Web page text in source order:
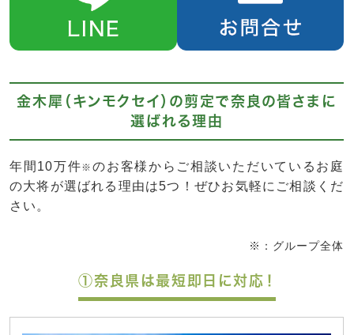
金木犀（キンモクセイ）の剪定で奈良の皆さまに
選ばれる理由
年間10万件※のお客様からご相談いただいているお庭
の大将が選ばれる理由は5つ！ぜひお気軽にご相談くだ
さい。
※：グループ全体
①奈良県は最短即日に対応！